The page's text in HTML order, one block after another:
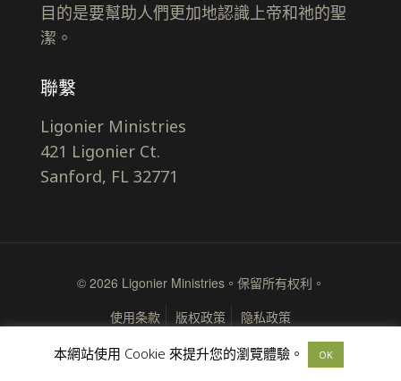
目的是要幫助人們更加地認識上帝和祂的聖
潔。
聯繫
Ligonier Ministries
421 Ligonier Ct.
Sanford, FL 32771
© 2026 Ligonier Ministries。保留所有权利。
使用条款
版权政策 隐私政策
本網站使用 Cookie 來提升您的瀏覽體驗。 OK